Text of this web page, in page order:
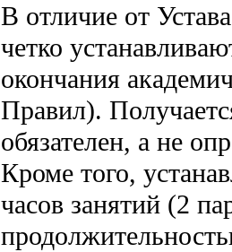
В отличие от
четко
окончания
Правил).
обязателен, а не
Кроме того,
часов занятий (2